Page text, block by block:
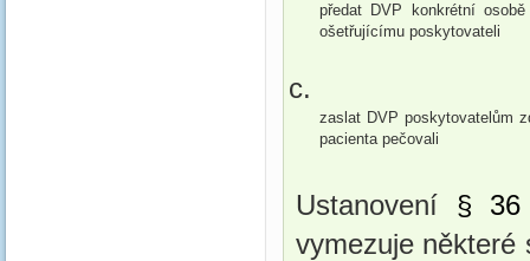
předat DVP konkrétní
ošetřujícímu poskytovateli
zaslat DVP poskytovatelům
pacienta pečovali
Ustanovení §
vymezuje některé